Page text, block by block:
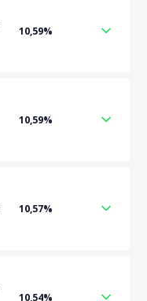
10,59%
10,59%
10,57%
10,54%